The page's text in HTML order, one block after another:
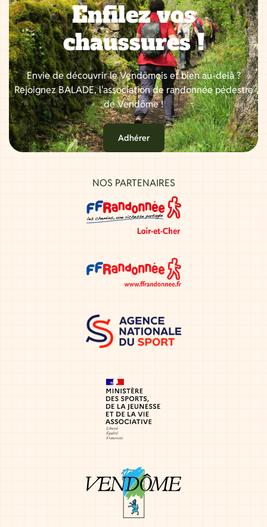
Enfilez vos
chaussures !
Envie de découvrir le Vendômois et bien au-delà ?
Rejoignez BALADE, l'association de randonnée pédestre
de Vendôme !
Adhérer
NOS PARTENAIRES